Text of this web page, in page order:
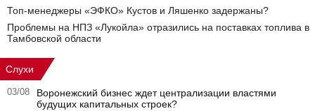
Топ-менеджеры «ЭФКО» Кустов и Ляшенко задержаны?
Проблемы на НПЗ «Лукойла» отразились на поставках топлива в
Тамбовской области
Слухи
03/08
Воронежский бизнес ждет централизации властями
будущих капитальных строек?